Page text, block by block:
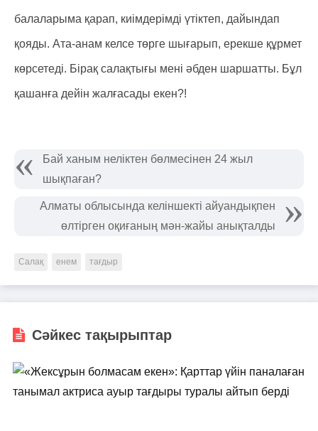
балаларыма қарап, киімдерімді үтіктеп, дайындап
қояды. Ата-анам келсе төрге шығарып, ерекше құрмет
көрсетеді. Бірақ салақтығы мені әбден шаршатты. Бұл
қашанға дейін жалғасады екен?!
Бай ханым неліктен бөлмесінен 24 жыл
шықпаған?
Алматы облысында келіншекті айуандықпен
өлтірген оқиғаның мән-жайы анықталды
Салақ енем тағдыр
Сәйкес тақырыптар